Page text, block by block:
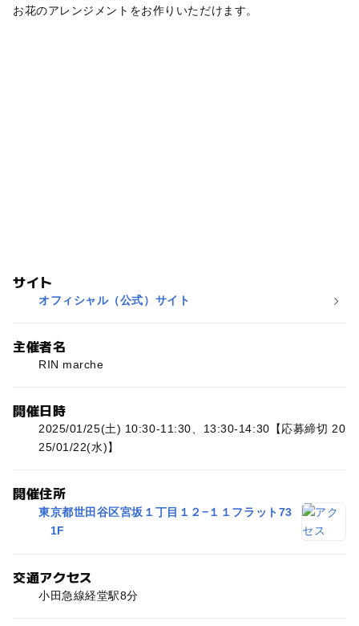
お花のアレンジメントをお作りいただけます。
サイト
オフィシャル（公式）サイト
主催者名
RIN marche
開催日時
2025/01/25(土) 10:30-11:30、13:30-14:30【応募締切 20
25/01/22(水)】
開催住所
東京都世田谷区宮坂１丁目１２−１１フラット73
1F
交通アクセス
小田急線経堂駅8分